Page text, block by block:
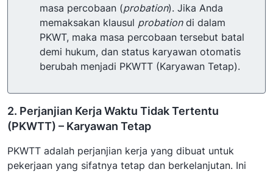
masa percobaan (probation). Jika Anda
memaksakan klausul probationdi dalam
PKWT, maka masa percobaan tersebut batal
demi hukum, dan status karyawan otomatis
berubah menjadi PKWTT (Karyawan Tetap).
2. Perjanjian Kerja Waktu Tidak Tertentu
(PKWTT) – Karyawan Tetap
PKWTT adalah perjanjian kerja yang dibuat untuk
pekerjaan yang sifatnya tetap dan berkelanjutan. Ini